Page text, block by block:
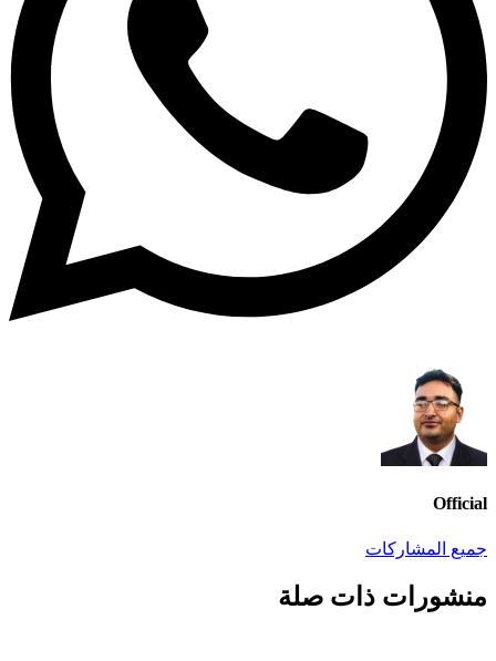
Official
جميع المشاركات
منشورات ذات صلة